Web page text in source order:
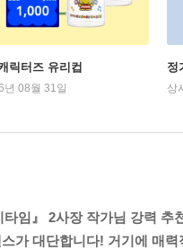
릭터즈 유리컵
08월 31일
정
상
임』 2사장 작가님 강력 추
가 대단합니다! 거기에 매